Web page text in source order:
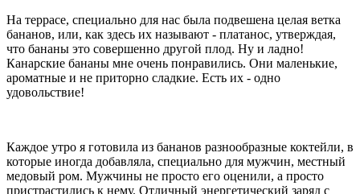
На террасе, специально для нас была подвешена целая ветка
бананов, или, как здесь их называют - платанос, утверждая,
что бананы это совершенно другой плод. Ну и ладно!
Канарские бананы мне очень понравились. Они маленькие,
ароматные и не приторно сладкие. Есть их - одно
удовольствие!
Каждое утро я готовила из бананов разнообразные коктейли, в
которые иногда добавляла, специально для мужчин, местный
медовый ром. Мужчины не просто его оценили, а просто
пристрастились к нему. Отличный энергетический заряд с